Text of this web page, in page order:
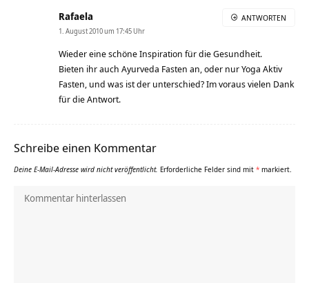
Rafaela
1. August 2010 um 17:45 Uhr
Wieder eine schöne Inspiration für die Gesundheit.
Bieten ihr auch Ayurveda Fasten an, oder nur Yoga Aktiv
Fasten, und was ist der unterschied? Im voraus vielen Dank
für die Antwort.
ANTWORTEN
Schreibe einen Kommentar
Deine E-Mail-Adresse wird nicht veröffentlicht. Erforderliche Felder sind mit * markiert.